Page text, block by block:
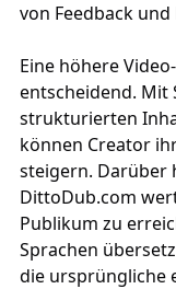
von Feedback und
Eine höhere
entscheidend. Mit
strukturierten
können Creator
steigern. Darüber
DittoDub.com
Publikum zu
Sprachen
die ursprüngliche